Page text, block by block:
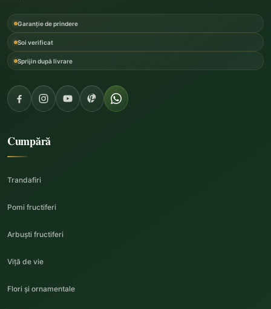
Garanție de prindere
Soi verificat
Sprijin după livrare
Cumpără
Trandafiri
Pomi fructiferi
Arbuști fructiferi
Viță de vie
Flori și ornamentale